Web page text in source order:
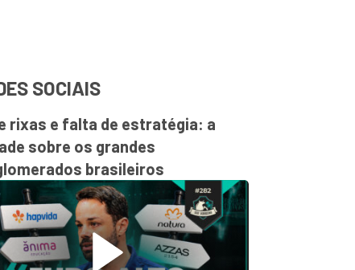
SOCIAIS
rixas e falta de estratégia: a
sobre os grandes
brasileiros